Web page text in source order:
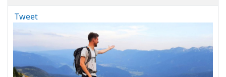
Tweet